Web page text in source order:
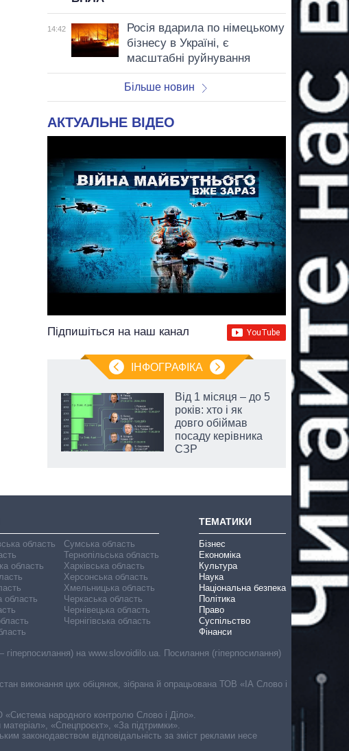
14:42
Росія вдарила по німецькому
бізнесу в Україні, є
масштабні руйнування
Більше новин
АКТУАЛЬНЕ ВІДЕО
Підпишіться на наш канал
ІНФОГРАФІКА
Від 1 місяця – до 5
років: хто і як
довго обіймав
посаду керівника
СЗР
область
область
область
Сумська область
Тернопільська область
Харківська область
Херсонська область
Хмельницька область
Черкаська область
Чернівецька область
Чернігівська область
ТЕМАТИКИ
Бізнес
Економіка
Культура
Наука
Національна безпека
Політика
Право
Суспільство
Фінанси
на www.slovoidilo.ua. Посилання (гіперпосилання)
виконання цих обіцянок, зібрана й опрацьована ТОВ «ІА Слово і
«Система народного контролю Слово і Діло».
«Спецпроєкт», «За підтримки».
законодавством відповідальність за зміст реклами несе